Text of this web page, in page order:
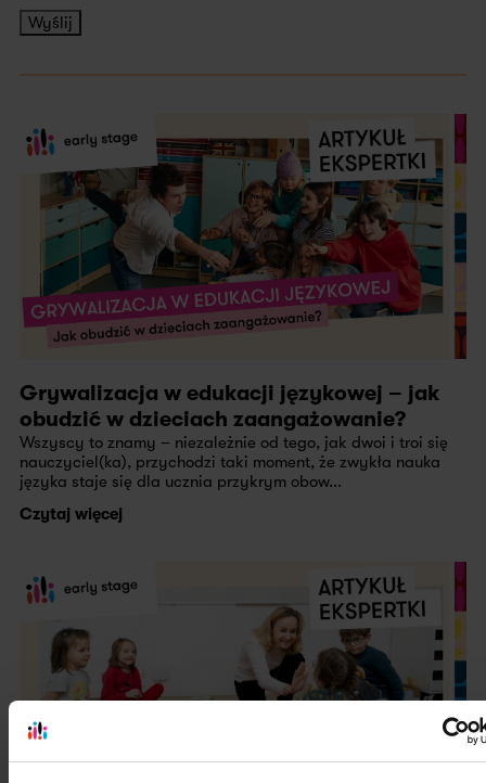
Wyślij
Grywalizacja w edukacji językowej – jak
obudzić w dzieciach zaangażowanie?
Wszyscy to znamy – niezależnie od tego, jak dwoi i troi się
nauczyciel(ka), przychodzi taki moment, że zwykła nauka
języka staje się dla ucznia przykrym obow...
Czytaj więcej